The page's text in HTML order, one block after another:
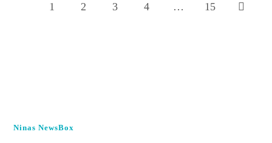
1 2 3 4 … 15
Ninas NewsBox